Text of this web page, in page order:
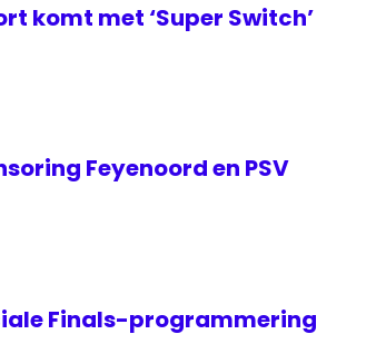
komt met ‘Super Switch’
Feyenoord en PSV
Finals-programmering